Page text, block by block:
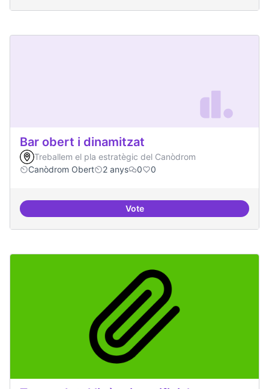
Bar obert i dinamitzat
Treballem el pla estratègic del Canòdrom
Canòdrom Obert
2 anys 0 0
VoteBar obert i dinamitzat